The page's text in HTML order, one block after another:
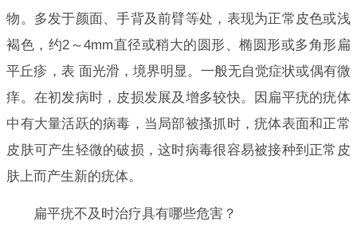
物。多发于颜面、手背及前臂等处，表现为正常皮色或浅
褐色，约2～4mm直径或稍大的圆形、椭圆形或多角形扁
平丘疹，表 面光滑，境界明显。一般无自觉症状或偶有微
痒。在初发病时，皮损发展及增多较快。因扁平疣的疣体
中有大量活跃的病毒，当局部被搔抓时，疣体表面和正常
皮肤可产生轻微的破损，这时病毒很容易被接种到正常皮
肤上而产生新的疣体。
扁平疣不及时治疗具有哪些危害？